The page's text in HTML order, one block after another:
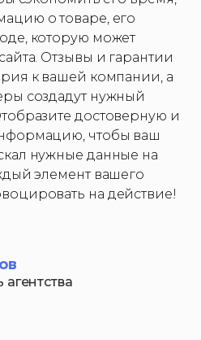
о товаре, его
которую может
Отзывы и гарантии
к вашей компании, а
создадут нужный
достоверную и
чтобы ваш
нужные данные на
элемент вашего
на действие!